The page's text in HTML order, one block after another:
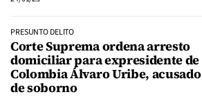
PRESUNTO DELITO
Corte Suprema ordena arresto
domiciliar para expresidente de
Colombia Álvaro Uribe, acusado
de soborno